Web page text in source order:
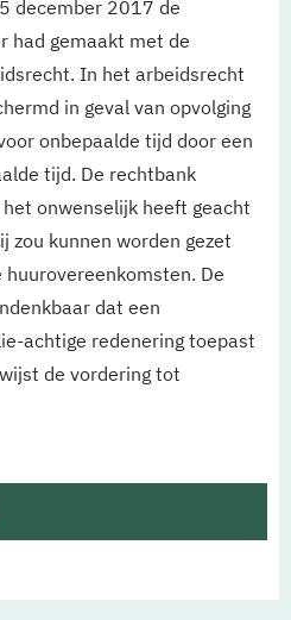
december 2017 de
had gemaakt met de
In het arbeidsrecht
in geval van opvolging
onbepaalde tijd door een
tijd. De rechtbank
onwenselijk heeft geacht
zou kunnen worden gezet
De
dat een
achtige redenering toepast
de vordering tot